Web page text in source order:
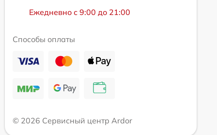
Ежедневно с 9:00 до 21:00
Способы оплаты
© 2026 Сервисный центр Ardor